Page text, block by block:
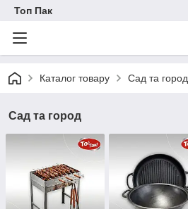
Топ Пак
Каталог товару Сад та город
Сад та город